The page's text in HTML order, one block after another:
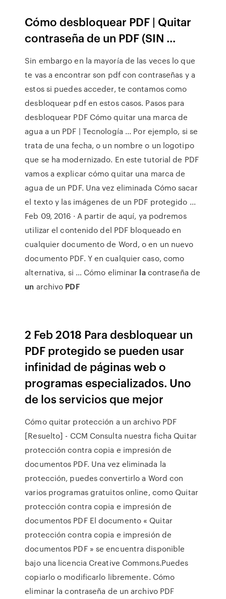
Cómo desbloquear PDF | Quitar
contraseña de un PDF (SIN ...
Sin embargo en la mayoría de las veces lo que
te vas a encontrar son pdf con contraseñas y a
estos si puedes acceder, te contamos como
desbloquear pdf en estos casos. Pasos para
desbloquear PDF Cómo quitar una marca de
agua a un PDF | Tecnología ... Por ejemplo, si se
trata de una fecha, o un nombre o un logotipo
que se ha modernizado. En este tutorial de PDF
vamos a explicar cómo quitar una marca de
agua de un PDF. Una vez eliminada Cómo sacar
el texto y las imágenes de un PDF protegido ...
Feb 09, 2016 · A partir de aquí, ya podremos
utilizar el contenido del PDF bloqueado en
cualquier documento de Word, o en un nuevo
documento PDF. Y en cualquier caso, como
alternativa, si … Cómo eliminar lacontraseña de
un archivo PDF
2 Feb 2018 Para desbloquear un
PDF protegido se pueden usar
infinidad de páginas web o
programas especializados. Uno
de los servicios que mejor
Cómo quitar protección a un archivo PDF
[Resuelto] - CCM Consulta nuestra ficha Quitar
protección contra copia e impresión de
documentos PDF. Una vez eliminada la
protección, puedes convertirlo a Word con
varios programas gratuitos online, como Quitar
protección contra copia e impresión de
documentos PDF El documento « Quitar
protección contra copia e impresión de
documentos PDF » se encuentra disponible
bajo una licencia Creative Commons.Puedes
copiarlo o modificarlo libremente. Cómo
eliminar la contraseña de un archivo PDF